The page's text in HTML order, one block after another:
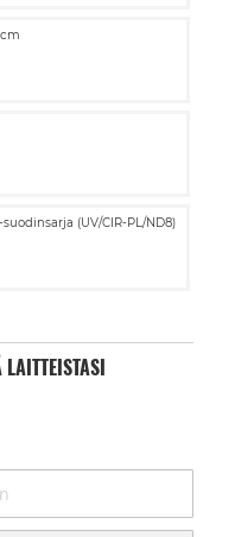
(UV/CIR-PL/ND8)